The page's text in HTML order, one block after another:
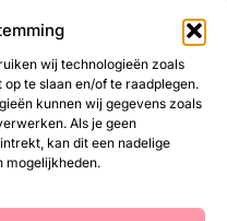
wij technologieën zoals
te slaan en/of te raadplegen.
kunnen wij gegevens zoals
Als je geen
kan dit een nadelige
mogelijkheden.
Paint/Ink